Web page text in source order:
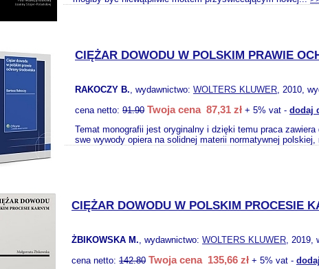
CIĘŻAR DOWODU W POLSKIM PRAWIE
RAKOCZY B., wydawnictwo: WOLTERS KLUWER, 2010,
cena netto: 91.90 Twoja cena 87,31 zł + 5% vat - dodaj
Temat monografii jest oryginalny i dzięki temu praca
swe wywody opiera na solidnej materii normatywnej polskiej,
CIĘŻAR DOWODU W POLSKIM PROCESIE
ŻBIKOWSKA M., wydawnictwo: WOLTERS KLUWER, 2019,
cena netto: 142.80 Twoja cena 135,66 zł + 5% vat -